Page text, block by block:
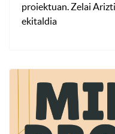
proiektuan. Zelai
ekitaldia